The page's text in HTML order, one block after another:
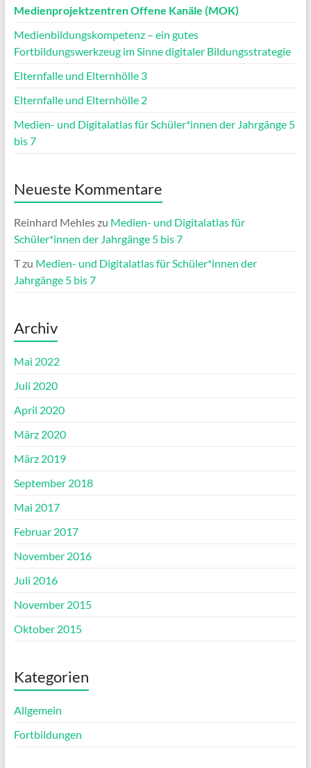
Medienprojektzentren Offene Kanäle (MOK)
Medienbildungskompetenz – ein gutes
Fortbildungswerkzeug im Sinne digitaler Bildungsstrategie
Elternfalle und Elternhölle 3
Elternfalle und Elternhölle 2
Medien- und Digitalatlas für Schüler*innen der Jahrgänge 5
bis 7
Neueste Kommentare
Reinhard Mehleszu Medien- und Digitalatlas für
Schüler*innen der Jahrgänge 5 bis 7
Tzu Medien- und Digitalatlas für Schüler*innen der
Jahrgänge 5 bis 7
Archiv
Mai 2022
Juli 2020
April 2020
März 2020
März 2019
September 2018
Mai 2017
Februar 2017
November 2016
Juli 2016
November 2015
Oktober 2015
Kategorien
Allgemein
Fortbildungen